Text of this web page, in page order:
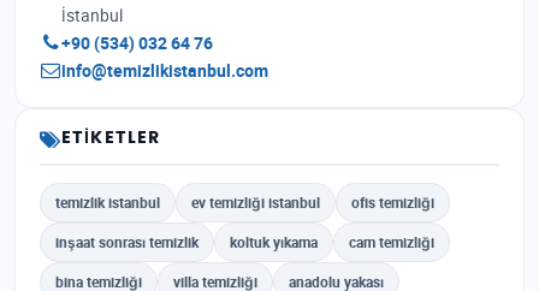
İstanbul
+90 (534) 032 64 76
info@temizlikistanbul.com
ETIKETLER
temizlik istanbul ev temizliği istanbul ofis temizliği
inşaat sonrası temizlik koltuk yıkama cam temizliği
bina temizliği villa temizliği anadolu yakası